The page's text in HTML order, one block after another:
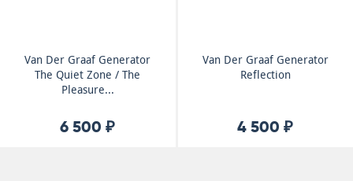
Van Der Graaf Generator
The Quiet Zone / The
Pleasure...
6 500 ₽
Van Der Graaf Generator
Reflection
4 500 ₽